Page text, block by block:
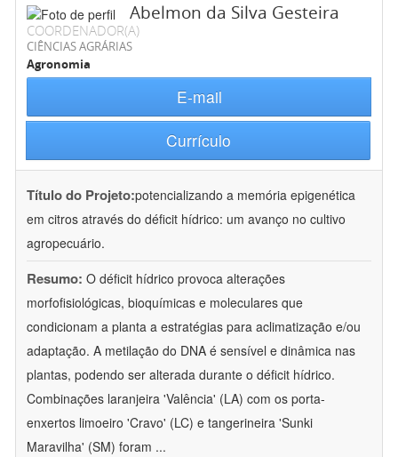
Abelmon da Silva Gesteira
COORDENADOR(A)
CIÊNCIAS AGRÁRIAS
Agronomia
E-mail
Currículo
Título do Projeto:potencializando a memória epigenética
em citros através do déficit hídrico: um avanço no cultivo
agropecuário.
Resumo: O déficit hídrico provoca alterações
morfofisiológicas, bioquímicas e moleculares que
condicionam a planta a estratégias para aclimatização e/ou
adaptação. A metilação do DNA é sensível e dinâmica nas
plantas, podendo ser alterada durante o déficit hídrico.
Combinações laranjeira 'Valência' (LA) com os porta-
enxertos limoeiro 'Cravo' (LC) e tangerineira 'Sunki
Maravilha' (SM) foram ...